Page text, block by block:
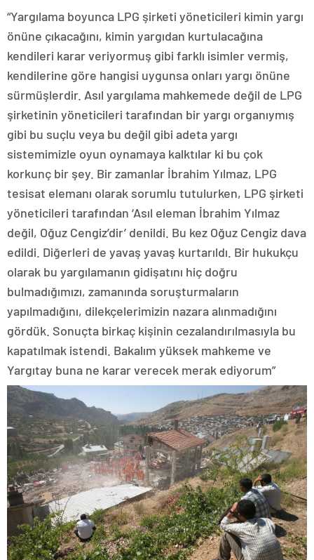
“Yargılama boyunca LPG şirketi yöneticileri kimin yargı
önüne çıkacağını, kimin yargıdan kurtulacağına
kendileri karar veriyormuş gibi farklı isimler vermiş,
kendilerine göre hangisi uygunsa onları yargı önüne
sürmüşlerdir. Asıl yargılama mahkemede değil de LPG
şirketinin yöneticileri tarafından bir yargı organıymış
gibi bu suçlu veya bu değil gibi adeta yargı
sistemimizle oyun oynamaya kalktılar ki bu çok
korkunç bir şey. Bir zamanlar İbrahim Yılmaz, LPG
tesisat elemanı olarak sorumlu tutulurken, LPG şirketi
yöneticileri tarafından ‘Asıl eleman İbrahim Yılmaz
değil, Oğuz Cengiz’dir’ denildi. Bu kez Oğuz Cengiz dava
edildi. Diğerleri de yavaş yavaş kurtarıldı. Bir hukukçu
olarak bu yargılamanın gidişatını hiç doğru
bulmadığımızı, zamanında soruşturmaların
yapılmadığını, dilekçelerimizin nazara alınmadığını
gördük. Sonuçta birkaç kişinin cezalandırılmasıyla bu
kapatılmak istendi. Bakalım yüksek mahkeme ve
Yargıtay buna ne karar verecek merak ediyorum”